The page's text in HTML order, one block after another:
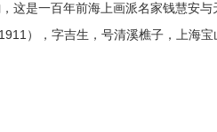
是一百年前海上画派名家钱慧安
），字吉生，号清溪樵子，上海